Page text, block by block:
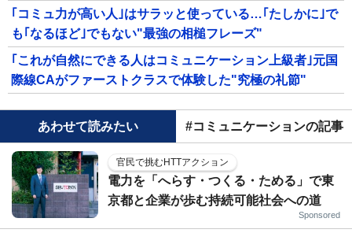
｢コミュ力が高い人｣はサラッと使っている…｢たしかに｣で
も｢なるほど｣でもない"最強の相槌フレーズ"
｢これが自然にできる人はコミュニケーション上級者｣元国
際線CAがファーストクラスで体験した"究極の礼節"
あわせて読みたい #コミュニケーションの記事
官民で挑むHTTアクション
電力を「へらす・つくる・ためる」で東
京都と企業が歩む持続可能社会への道
Sponsored